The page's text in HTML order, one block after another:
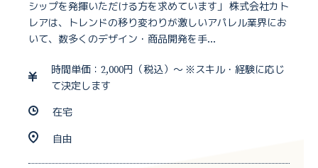
シップを発揮いただける方を求めています」 株式会社カト
レアは、トレンドの移り変わりが激しいアパレル業界にお
いて、数多くのデザイン・商品開発を手...
時間単価：2,000円（税込）～ ※スキル・経験に応じ
て決定します
在宅
自由